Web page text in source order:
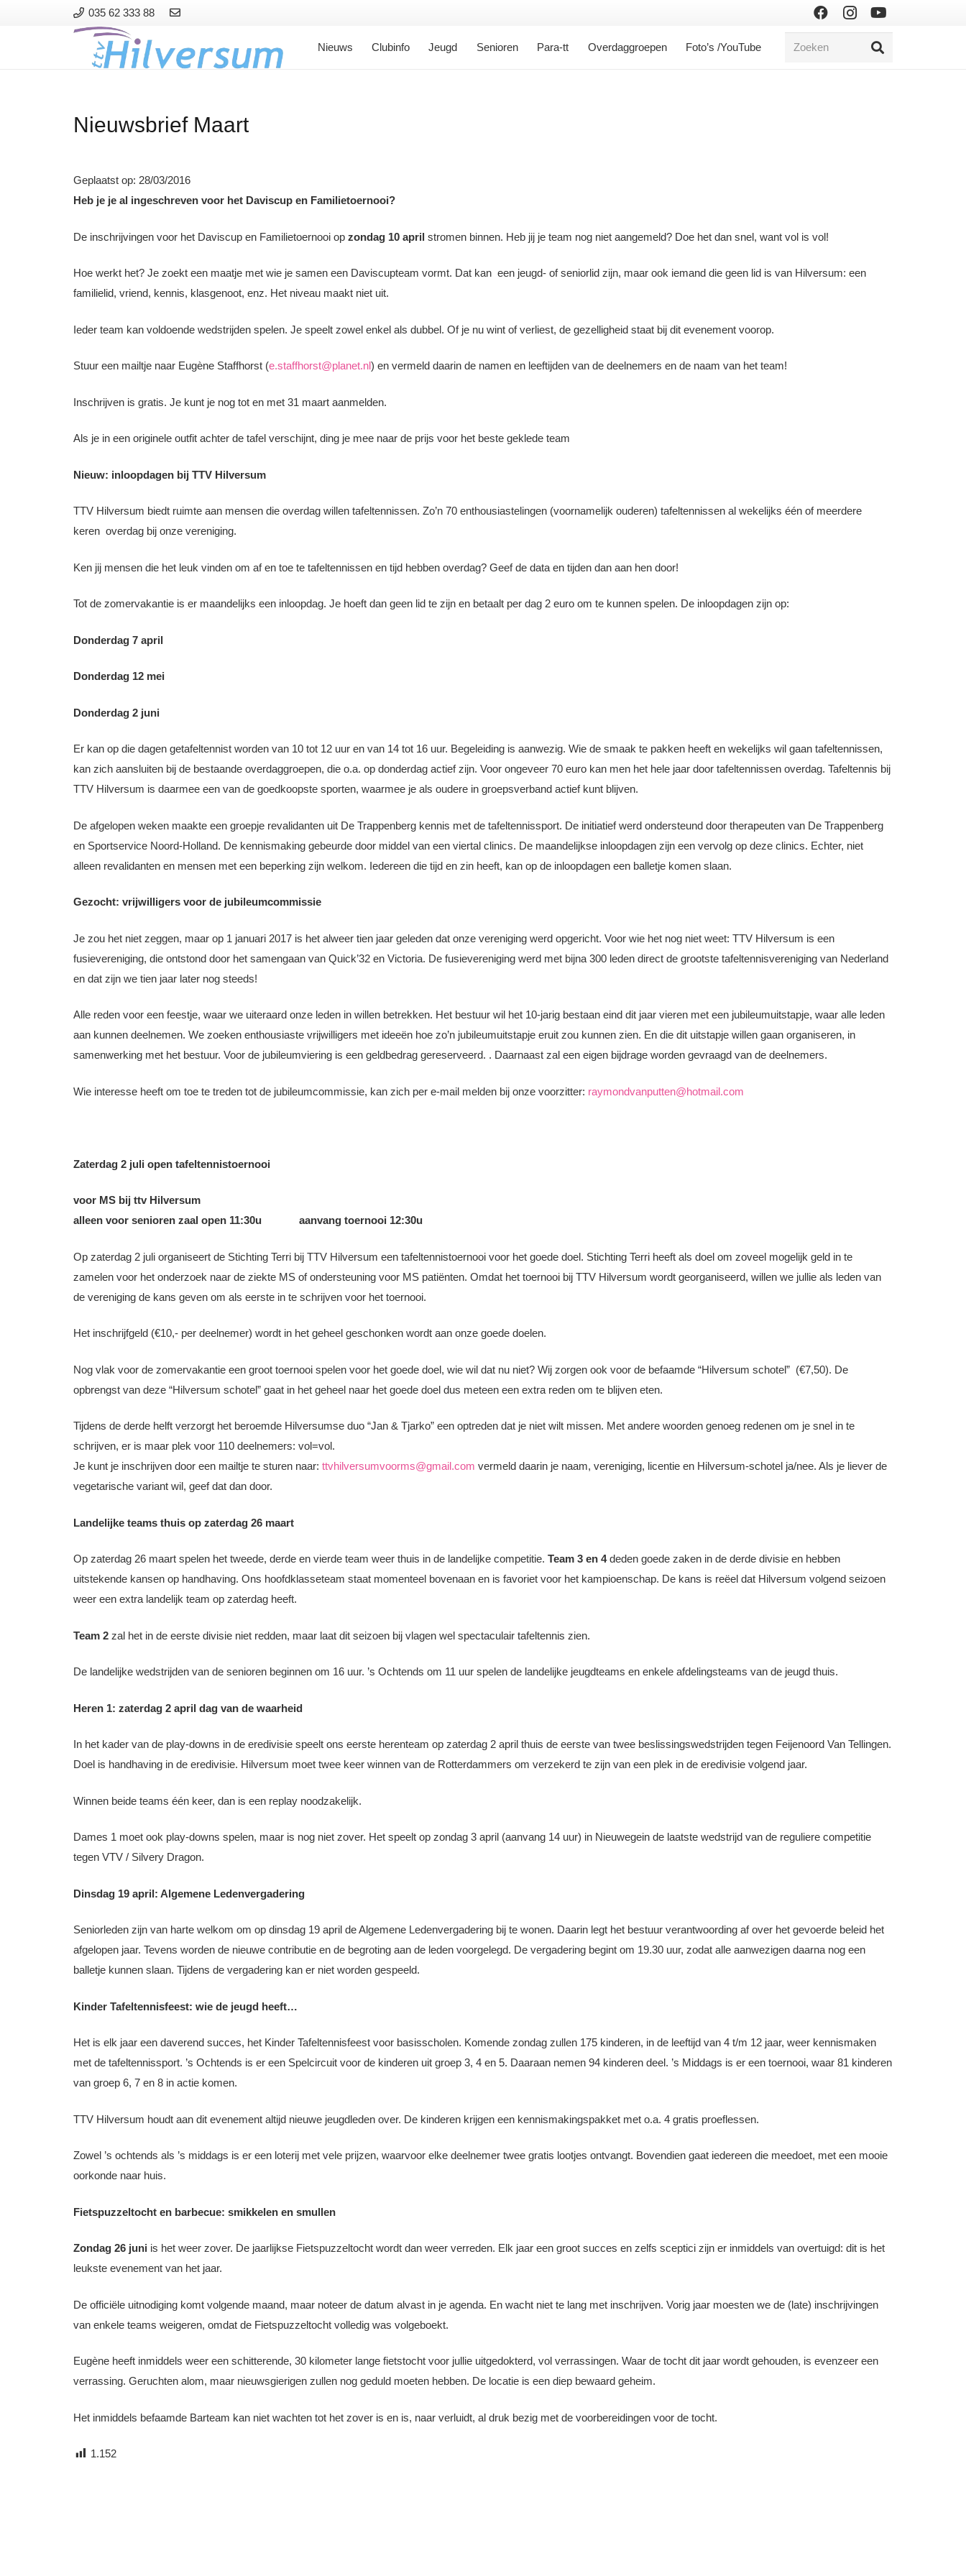
035 62 333 88
Nieuws Clubinfo Jeugd Senioren Para-tt Overdaggroepen Foto’s /YouTube
Nieuwsbrief Maart
Geplaatst op: 28/03/2016
Heb je je al ingeschreven voor het Daviscup en Familietoernooi?
De inschrijvingen voor het Daviscup en Familietoernooi op zondag 10 april stromen binnen. Heb jij je team nog niet aangemeld? Doe het dan snel, want vol is vol!
Hoe werkt het? Je zoekt een maatje met wie je samen een Daviscupteam vormt. Dat kan een jeugd- of seniorlid zijn, maar ook iemand die geen lid is van Hilversum: een
familielid, vriend, kennis, klasgenoot, enz. Het niveau maakt niet uit.
Ieder team kan voldoende wedstrijden spelen. Je speelt zowel enkel als dubbel. Of je nu wint of verliest, de gezelligheid staat bij dit evenement voorop.
Stuur een mailtje naar Eugène Staffhorst (e.staffhorst@planet.nl) en vermeld daarin de namen en leeftijden van de deelnemers en de naam van het team!
Inschrijven is gratis. Je kunt je nog tot en met 31 maart aanmelden.
Als je in een originele outfit achter de tafel verschijnt, ding je mee naar de prijs voor het beste geklede team
Nieuw: inloopdagen bij TTV Hilversum
TTV Hilversum biedt ruimte aan mensen die overdag willen tafeltennissen. Zo’n 70 enthousiastelingen (voornamelijk ouderen) tafeltennissen al wekelijks één of meerdere
keren overdag bij onze vereniging.
Ken jij mensen die het leuk vinden om af en toe te tafeltennissen en tijd hebben overdag? Geef de data en tijden dan aan hen door!
Tot de zomervakantie is er maandelijks een inloopdag. Je hoeft dan geen lid te zijn en betaalt per dag 2 euro om te kunnen spelen. De inloopdagen zijn op:
Donderdag 7 april
Donderdag 12 mei
Donderdag 2 juni
Er kan op die dagen getafeltennist worden van 10 tot 12 uur en van 14 tot 16 uur. Begeleiding is aanwezig. Wie de smaak te pakken heeft en wekelijks wil gaan tafeltennissen,
kan zich aansluiten bij de bestaande overdaggroepen, die o.a. op donderdag actief zijn. Voor ongeveer 70 euro kan men het hele jaar door tafeltennissen overdag. Tafeltennis bij
TTV Hilversum is daarmee een van de goedkoopste sporten, waarmee je als oudere in groepsverband actief kunt blijven.
De afgelopen weken maakte een groepje revalidanten uit De Trappenberg kennis met de tafeltennissport. De initiatief werd ondersteund door therapeuten van De Trappenberg
en Sportservice Noord-Holland. De kennismaking gebeurde door middel van een viertal clinics. De maandelijkse inloopdagen zijn een vervolg op deze clinics. Echter, niet
alleen revalidanten en mensen met een beperking zijn welkom. Iedereen die tijd en zin heeft, kan op de inloopdagen een balletje komen slaan.
Gezocht: vrijwilligers voor de jubileumcommissie
Je zou het niet zeggen, maar op 1 januari 2017 is het alweer tien jaar geleden dat onze vereniging werd opgericht. Voor wie het nog niet weet: TTV Hilversum is een
fusievereniging, die ontstond door het samengaan van Quick’32 en Victoria. De fusievereniging werd met bijna 300 leden direct de grootste tafeltennisvereniging van Nederland
en dat zijn we tien jaar later nog steeds!
Alle reden voor een feestje, waar we uiteraard onze leden in willen betrekken. Het bestuur wil het 10-jarig bestaan eind dit jaar vieren met een jubileumuitstapje, waar alle leden
aan kunnen deelnemen. We zoeken enthousiaste vrijwilligers met ideeën hoe zo’n jubileumuitstapje eruit zou kunnen zien. En die dit uitstapje willen gaan organiseren, in
samenwerking met het bestuur. Voor de jubileumviering is een geldbedrag gereserveerd. . Daarnaast zal een eigen bijdrage worden gevraagd van de deelnemers.
Wie interesse heeft om toe te treden tot de jubileumcommissie, kan zich per e-mail melden bij onze voorzitter: raymondvanputten@hotmail.com
Zaterdag 2 juli open tafeltennistoernooi
voor MS bij ttv Hilversum
alleen voor senioren zaal open 11:30u
aanvang toernooi 12:30u
Op zaterdag 2 juli organiseert de Stichting Terri bij TTV Hilversum een tafeltennistoernooi voor het goede doel. Stichting Terri heeft als doel om zoveel mogelijk geld in te
zamelen voor het onderzoek naar de ziekte MS of ondersteuning voor MS patiënten. Omdat het toernooi bij TTV Hilversum wordt georganiseerd, willen we jullie als leden van
de vereniging de kans geven om als eerste in te schrijven voor het toernooi.
Het inschrijfgeld (€10,- per deelnemer) wordt in het geheel geschonken wordt aan onze goede doelen.
Nog vlak voor de zomervakantie een groot toernooi spelen voor het goede doel, wie wil dat nu niet? Wij zorgen ook voor de befaamde “Hilversum schotel” (€7,50). De
opbrengst van deze “Hilversum schotel” gaat in het geheel naar het goede doel dus meteen een extra reden om te blijven eten.
Tijdens de derde helft verzorgt het beroemde Hilversumse duo “Jan & Tjarko” een optreden dat je niet wilt missen. Met andere woorden genoeg redenen om je snel in te
schrijven, er is maar plek voor 110 deelnemers: vol=vol.
Je kunt je inschrijven door een mailtje te sturen naar: ttvhilversumvoorms@gmail.com vermeld daarin je naam, vereniging, licentie en Hilversum-schotel ja/nee. Als je liever de
vegetarische variant wil, geef dat dan door.
Landelijke teams thuis op zaterdag 26 maart
Op zaterdag 26 maart spelen het tweede, derde en vierde team weer thuis in de landelijke competitie. Team 3 en 4deden goede zaken in de derde divisie en hebben
uitstekende kansen op handhaving. Ons hoofdklasseteam staat momenteel bovenaan en is favoriet voor het kampioenschap. De kans is reëel dat Hilversum volgend seizoen
weer een extra landelijk team op zaterdag heeft.
Team 2 zal het in de eerste divisie niet redden, maar laat dit seizoen bij vlagen wel spectaculair tafeltennis zien.
De landelijke wedstrijden van de senioren beginnen om 16 uur. ’s Ochtends om 11 uur spelen de landelijke jeugdteams en enkele afdelingsteams van de jeugd thuis.
Heren 1: zaterdag 2 april dag van de waarheid
In het kader van de play-downs in de eredivisie speelt ons eerste herenteam op zaterdag 2 april thuis de eerste van twee beslissingswedstrijden tegen Feijenoord Van Tellingen.
Doel is handhaving in de eredivisie. Hilversum moet twee keer winnen van de Rotterdammers om verzekerd te zijn van een plek in de eredivisie volgend jaar.
Winnen beide teams één keer, dan is een replay noodzakelijk.
Dames 1 moet ook play-downs spelen, maar is nog niet zover. Het speelt op zondag 3 april (aanvang 14 uur) in Nieuwegein de laatste wedstrijd van de reguliere competitie
tegen VTV / Silvery Dragon.
Dinsdag 19 april: Algemene Ledenvergadering
Seniorleden zijn van harte welkom om op dinsdag 19 april de Algemene Ledenvergadering bij te wonen. Daarin legt het bestuur verantwoording af over het gevoerde beleid het
afgelopen jaar. Tevens worden de nieuwe contributie en de begroting aan de leden voorgelegd. De vergadering begint om 19.30 uur, zodat alle aanwezigen daarna nog een
balletje kunnen slaan. Tijdens de vergadering kan er niet worden gespeeld.
Kinder Tafeltennisfeest: wie de jeugd heeft…
Het is elk jaar een daverend succes, het Kinder Tafeltennisfeest voor basisscholen. Komende zondag zullen 175 kinderen, in de leeftijd van 4 t/m 12 jaar, weer kennismaken
met de tafeltennissport. ’s Ochtends is er een Spelcircuit voor de kinderen uit groep 3, 4 en 5. Daaraan nemen 94 kinderen deel. ’s Middags is er een toernooi, waar 81 kinderen
van groep 6, 7 en 8 in actie komen.
TTV Hilversum houdt aan dit evenement altijd nieuwe jeugdleden over. De kinderen krijgen een kennismakingspakket met o.a. 4 gratis proeflessen.
Zowel ’s ochtends als ’s middags is er een loterij met vele prijzen, waarvoor elke deelnemer twee gratis lootjes ontvangt. Bovendien gaat iedereen die meedoet, met een mooie
oorkonde naar huis.
Fietspuzzeltocht en barbecue: smikkelen en smullen
Zondag 26 juni is het weer zover. De jaarlijkse Fietspuzzeltocht wordt dan weer verreden. Elk jaar een groot succes en zelfs sceptici zijn er inmiddels van overtuigd: dit is het
leukste evenement van het jaar.
De officiële uitnodiging komt volgende maand, maar noteer de datum alvast in je agenda. En wacht niet te lang met inschrijven. Vorig jaar moesten we de (late) inschrijvingen
van enkele teams weigeren, omdat de Fietspuzzeltocht volledig was volgeboekt.
Eugène heeft inmiddels weer een schitterende, 30 kilometer lange fietstocht voor jullie uitgedokterd, vol verrassingen. Waar de tocht dit jaar wordt gehouden, is evenzeer een
verrassing. Geruchten alom, maar nieuwsgierigen zullen nog geduld moeten hebben. De locatie is een diep bewaard geheim.
Het inmiddels befaamde Barteam kan niet wachten tot het zover is en is, naar verluidt, al druk bezig met de voorbereidingen voor de tocht.
1.152